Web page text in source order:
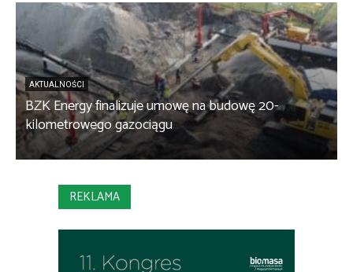
AKTUALNOŚCI
BZK Energy finalizuje umowę na budowę 20-
kilometrowego gazociągu
REKLAMA